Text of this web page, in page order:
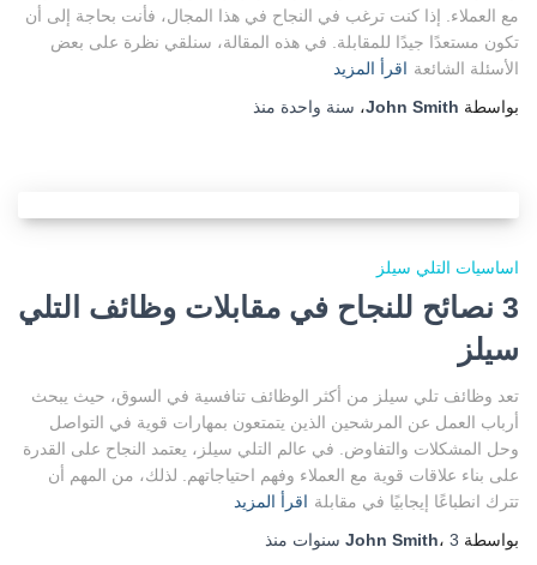
مع العملاء. إذا كنت ترغب في النجاح في هذا المجال، فأنت بحاجة إلى أن
تكون مستعدًا جيدًا للمقابلة. في هذه المقالة، سنلقي نظرة على بعض
الأسئلة الشائعة اقرأ المزيد
بواسطة John Smith، سنة واحدة منذ
اساسيات التلي سيلز
3 نصائح للنجاح في مقابلات وظائف التلي
سيلز
تعد وظائف تلي سيلز من أكثر الوظائف تنافسية في السوق، حيث يبحث
أرباب العمل عن المرشحين الذين يتمتعون بمهارات قوية في التواصل
وحل المشكلات والتفاوض. في عالم التلي سيلز، يعتمد النجاح على القدرة
على بناء علاقات قوية مع العملاء وفهم احتياجاتهم. لذلك، من المهم أن
تترك انطباعًا إيجابيًا في مقابلة اقرأ المزيد
بواسطة
John Smith، 3 سنوات منذ